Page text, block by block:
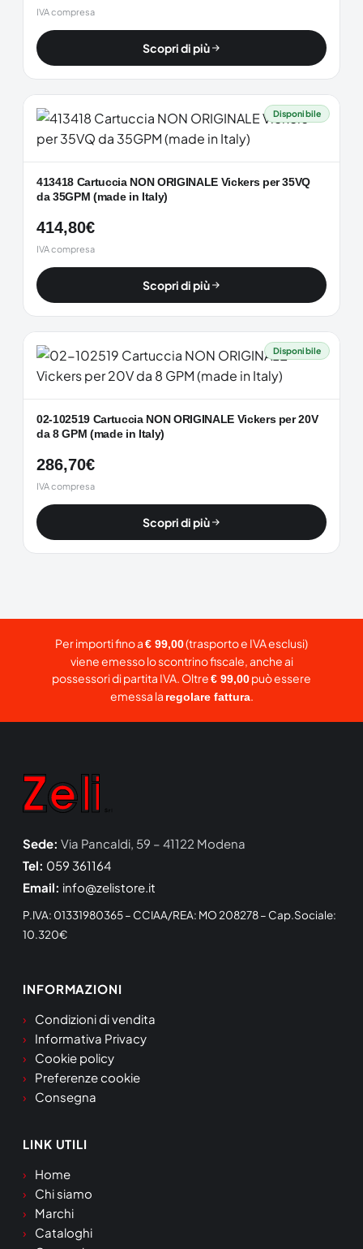
IVA compresa
Scopri di più
Disponibile
413418 Cartuccia NON ORIGINALE Vickers per 35VQ
da 35GPM (made in Italy)
414,80€
IVA compresa
Scopri di più
Disponibile
02-102519 Cartuccia NON ORIGINALE Vickers per 20V
da 8 GPM (made in Italy)
286,70€
IVA compresa
Scopri di più
Per importi fino a€ 99,00(trasporto e IVA esclusi)
viene emesso lo scontrino fiscale, anche ai
possessori di partita IVA. Oltre€ 99,00può essere
emessa la regolare fattura.
Sede: Via Pancaldi, 59 – 41122 Modena
Tel: 059 361164
Email: info@zelistore.it
P.IVA: 01331980365 – CCIAA/REA: MO 208278 – Cap.Sociale:
10.320€
INFORMAZIONI
Condizioni di vendita
Informativa Privacy
Cookie policy
Preferenze cookie
Consegna
LINK UTILI
Home
Chi siamo
Marchi
Cataloghi